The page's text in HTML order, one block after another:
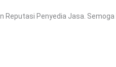
Reputasi Penyedia Jasa.